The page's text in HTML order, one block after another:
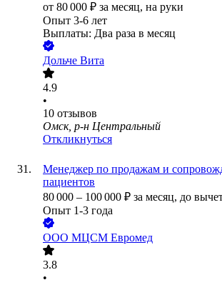
от 80 000 ₽ за месяц, на руки
Опыт 3-6 лет
Выплаты: Два раза в месяц
Дольче Вита
4.9
•
10 отзывов
Омск, р-н Центральный
Откликнуться
Менеджер по продажам и
пациентов
80 000 – 100 000 ₽ за месяц, до
Опыт 1-3 года
ООО МЦСМ Евромед
3.8
•